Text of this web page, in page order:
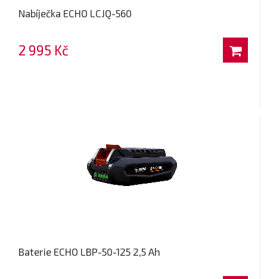
Nabíječka ECHO LCJQ-560
2 995 Kč
Baterie ECHO LBP-50-125 2,5 Ah